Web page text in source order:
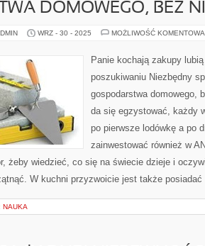
DOMOWEGO, BEZ
WRZ - 30 - 2025 MOŻLIWOŚĆ
Panie kochają zakupy
poszukiwaniu Niezbędny
gospodarstwa domowego,
da się egzystować, każdy
po pierwsze lodówkę a po
zainwestować również w
żeby wiedzieć, co się na świecie dzieje i
W kuchni przyzwoicie jest także
NAUKA